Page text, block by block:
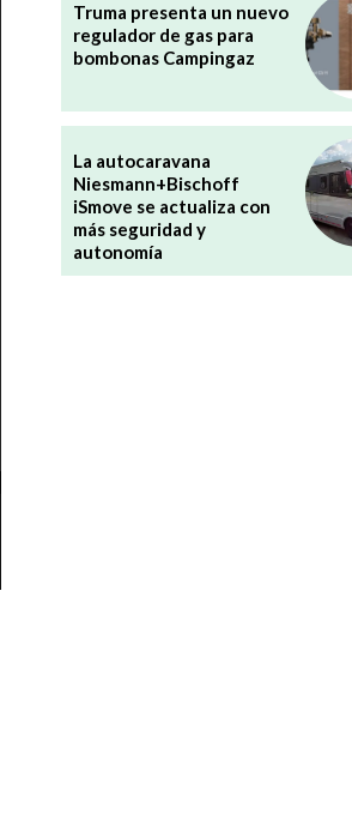
Truma presenta un nuevo
regulador de gas para
bombonas Campingaz
La autocaravana
Niesmann+Bischoff
iSmove se actualiza con
más seguridad y
autonomía